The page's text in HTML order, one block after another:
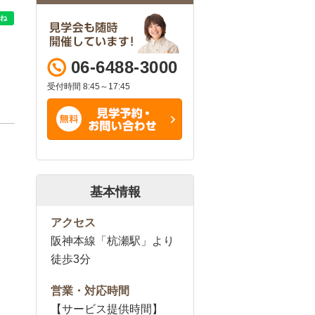
06-6488-3000
受付時間 8:45～17:45
基本情報
アクセス
阪神本線「杭瀬駅」より
徒歩3分
営業・対応時間
【サービス提供時間】